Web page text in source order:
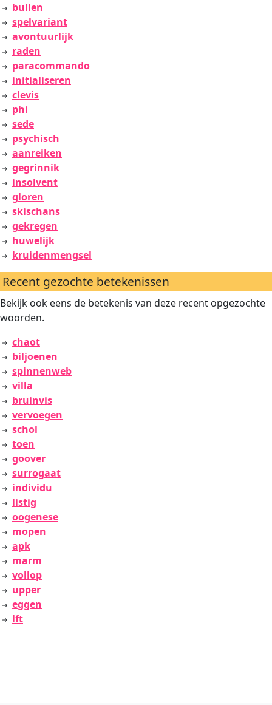
bullen
spelvariant
avontuurlijk
raden
paracommando
initialiseren
clevis
phi
sede
psychisch
aanreiken
gegrinnik
insolvent
gloren
skischans
gekregen
huwelijk
kruidenmengsel
Recent gezochte betekenissen
Bekijk ook eens de betekenis van deze recent opgezochte
woorden.
chaot
biljoenen
spinnenweb
villa
bruinvis
vervoegen
schol
toen
goover
surrogaat
individu
listig
oogenese
mopen
apk
marm
vollop
upper
eggen
lft